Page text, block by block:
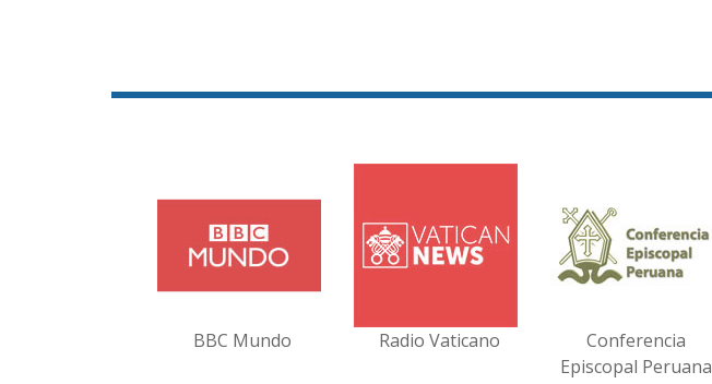
BBC Mundo Radio Vaticano
Conferencia
Episcopal Peruana